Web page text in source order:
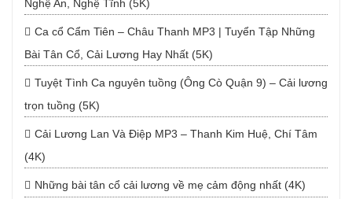
Nghệ An, Nghệ Tĩnh (5K)
Ca cổ Cẩm Tiên – Châu Thanh MP3 | Tuyển Tập Những
Bài Tân Cổ, Cải Lương Hay Nhất (5K)
Tuyệt Tình Ca nguyên tuồng (Ông Cò Quận 9) – Cải lương
trọn tuồng (5K)
Cải Lương Lan Và Điệp MP3 – Thanh Kim Huệ, Chí Tâm
(4K)
Những bài tân cổ cải lương về mẹ cảm động nhất (4K)